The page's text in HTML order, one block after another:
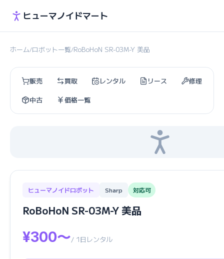
ヒューマノイドマート
ホーム/ロボット一覧/RoBoHoN SR-03M-Y 美品
販売 買取 レンタル リース
修理
中古
価格一覧
ヒューマノイドロボット Sharp 対応可
RoBoHoN SR-03M-Y 美品
¥300〜/ 1日レンタル